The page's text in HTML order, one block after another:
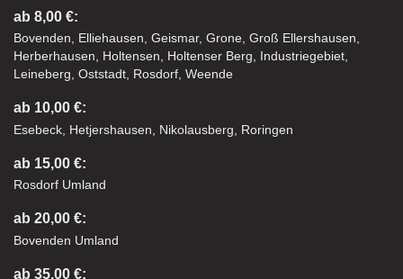
ab 8,00 €:
Bovenden, Elliehausen, Geismar, Grone, Groß Ellershausen,
Herberhausen, Holtensen, Holtenser Berg, Industriegebiet,
Leineberg, Oststadt, Rosdorf, Weende
ab 10,00 €:
Esebeck, Hetjershausen, Nikolausberg, Roringen
ab 15,00 €:
Rosdorf Umland
ab 20,00 €:
Bovenden Umland
ab 35,00 €: